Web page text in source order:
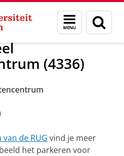
Menu
en
zoeken
RUG gebouwen
(4336)
de RUG vind je meer
het parkeren voor